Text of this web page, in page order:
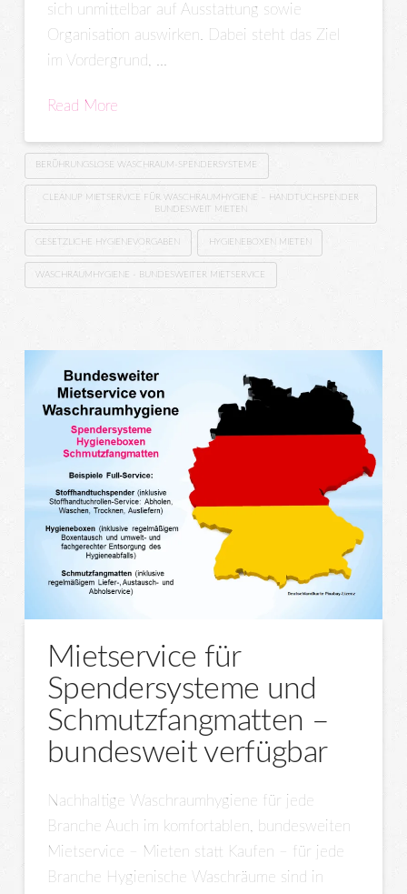
sich unmittelbar auf Ausstattung sowie
Organisation auswirken. Dabei steht das Ziel
im Vordergrund, …
Read More
BERÜHRUNGSLOSE WASCHRAUM-SPENDERSYSTEME
CLEANUP MIETSERVICE FÜR WASCHRAUMHYGIENE – HANDTUCHSPENDER
BUNDESWEIT MIETEN
GESETZLICHE HYGIENEVORGABEN HYGIENEBOXEN MIETEN
WASCHRAUMHYGIENE - BUNDESWEITER MIETSERVICE
Mietservice für
Spendersysteme und
Schmutzfangmatten –
bundesweit verfügbar
Nachhaltige Waschraumhygiene für jede
Branche Auch im komfortablen, bundesweiten
Mietservice – Mieten statt Kaufen – für jede
Branche Hygienische Waschräume sind in